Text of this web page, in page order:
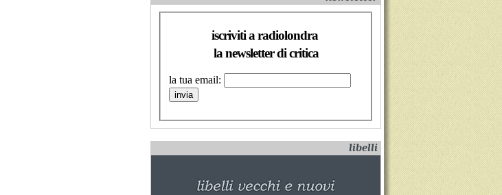
iscriviti a radiolondra
la newsletter di critica
la tua email:
libelli